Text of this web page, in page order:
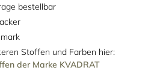
bestellbar
Stoffen und Farben hier:
der Marke KVADRAT